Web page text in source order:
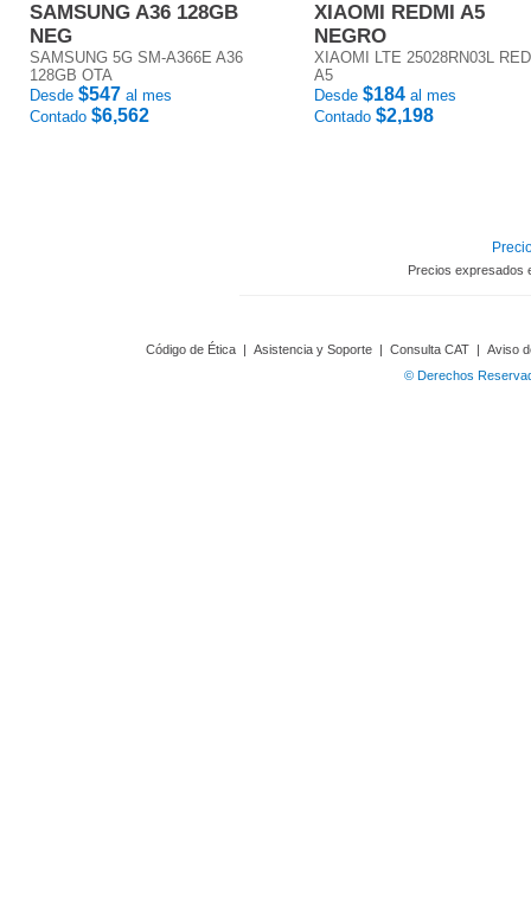
SAMSUNG A36 128GB
NEG
SAMSUNG 5G SM-A366E A36
128GB OTA
Desde $547 al mes
Contado $6,562
XIAOMI REDMI A5
NEGRO
XIAOMI LTE 25028RN03L
A5
Desde $184 al mes
Contado $2,198
Precios expresados
Código de Ética | Asistencia y Soporte | Consulta CAT | Aviso
© Derechos